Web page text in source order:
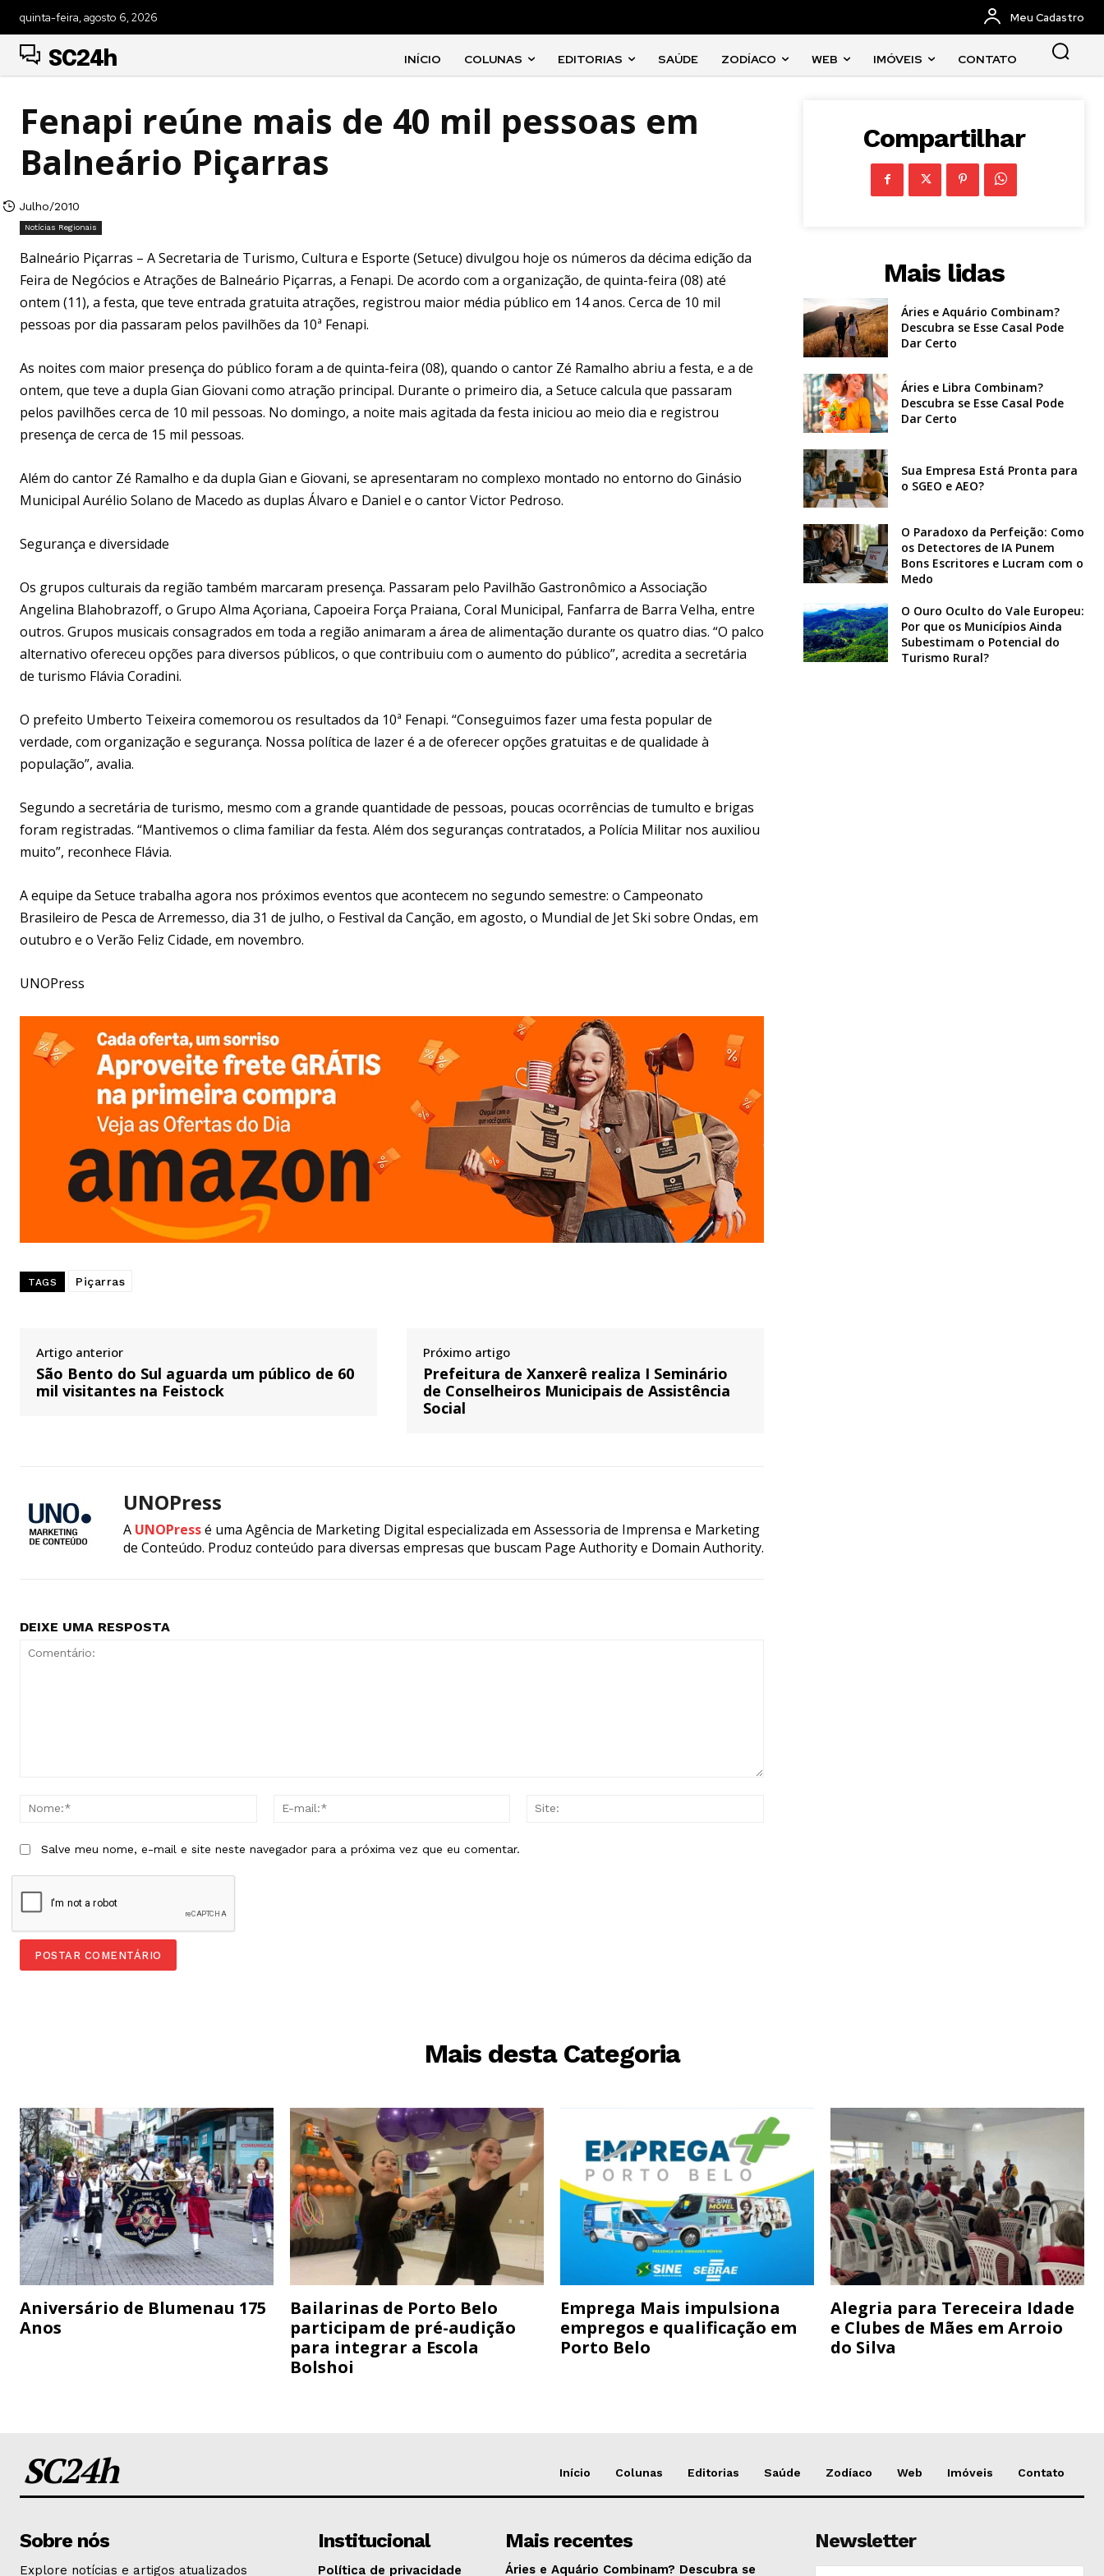
quinta-feira, agosto 6, 2026 Meu Cadastro
SC24h INÍCIO COLUNAS EDITORIAS SAÚDE ZODÍACO WEB IMÓVEIS CONTATO
Fenapi reúne mais de 40 mil pessoas em
Balneário Piçarras
Julho/2010
Notícias Regionais
Balneário Piçarras – A Secretaria de Turismo, Cultura e Esporte (Setuce) divulgou hoje os números da décima edição da
Feira de Negócios e Atrações de Balneário Piçarras, a Fenapi. De acordo com a organização, de quinta-feira (08) até
ontem (11), a festa, que teve entrada gratuita atrações, registrou maior média público em 14 anos. Cerca de 10 mil
pessoas por dia passaram pelos pavilhões da 10ª Fenapi.
As noites com maior presença do público foram a de quinta-feira (08), quando o cantor Zé Ramalho abriu a festa, e a de
ontem, que teve a dupla Gian Giovani como atração principal. Durante o primeiro dia, a Setuce calcula que passaram
pelos pavilhões cerca de 10 mil pessoas. No domingo, a noite mais agitada da festa iniciou ao meio dia e registrou
presença de cerca de 15 mil pessoas.
Além do cantor Zé Ramalho e da dupla Gian e Giovani, se apresentaram no complexo montado no entorno do Ginásio
Municipal Aurélio Solano de Macedo as duplas Álvaro e Daniel e o cantor Victor Pedroso.
Segurança e diversidade
Os grupos culturais da região também marcaram presença. Passaram pelo Pavilhão Gastronômico a Associação
Angelina Blahobrazoff, o Grupo Alma Açoriana, Capoeira Força Praiana, Coral Municipal, Fanfarra de Barra Velha, entre
outros. Grupos musicais consagrados em toda a região animaram a área de alimentação durante os quatro dias. “O palco
alternativo ofereceu opções para diversos públicos, o que contribuiu com o aumento do público”, acredita a secretária
de turismo Flávia Coradini.
O prefeito Umberto Teixeira comemorou os resultados da 10ª Fenapi. “Conseguimos fazer uma festa popular de
verdade, com organização e segurança. Nossa política de lazer é a de oferecer opções gratuitas e de qualidade à
população”, avalia.
Segundo a secretária de turismo, mesmo com a grande quantidade de pessoas, poucas ocorrências de tumulto e brigas
foram registradas. “Mantivemos o clima familiar da festa. Além dos seguranças contratados, a Polícia Militar nos auxiliou
muito”, reconhece Flávia.
A equipe da Setuce trabalha agora nos próximos eventos que acontecem no segundo semestre: o Campeonato
Brasileiro de Pesca de Arremesso, dia 31 de julho, o Festival da Canção, em agosto, o Mundial de Jet Ski sobre Ondas, em
outubro e o Verão Feliz Cidade, em novembro.
UNOPress
TAGS Piçarras
Artigo anterior
São Bento do Sul aguarda um público de 60
mil visitantes na Feistock
Próximo artigo
Prefeitura de Xanxerê realiza I Seminário
de Conselheiros Municipais de Assistência
Social
UNOPress
A UNOPressé uma Agência de Marketing Digital especializada em Assessoria de Imprensa e Marketing
de Conteúdo. Produz conteúdo para diversas empresas que buscam Page Authority e Domain Authority.
DEIXE UMA RESPOSTA
Nome:*
Salve meu nome, e-mail e site neste navegador para a próxima vez que eu comentar.
Compartilhar
Mais lidas
Áries e Aquário Combinam?
Descubra se Esse Casal Pode
Dar Certo
Áries e Libra Combinam?
Descubra se Esse Casal Pode
Dar Certo
Sua Empresa Está Pronta para
o SGEO e AEO?
O Paradoxo da Perfeição: Como
os Detectores de IA Punem
Bons Escritores e Lucram com o
Medo
O Ouro Oculto do Vale Europeu:
Por que os Municípios Ainda
Subestimam o Potencial do
Turismo Rural?
Mais desta Categoria
Aniversário de Blumenau 175
Anos
Bailarinas de Porto Belo
participam de pré-audição
para integrar a Escola
Bolshoi
Emprega Mais impulsiona
empregos e qualificação em
Porto Belo
Alegria para Tereceira Idade
e Clubes de Mães em Arroio
do Silva
SC24h Início Colunas Editorias Saúde Zodíaco Web Imóveis Contato
Sobre nós
Explore notícias e artigos atualizados
Institucional
Política de privacidade
Mais recentes
Áries e Aquário Combinam? Descubra se
Newsletter